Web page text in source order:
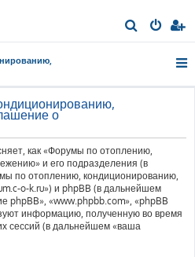
о
о
как «Форумы по отоплению,
и его подразделения (в
по отоплению, кондиционированию,
o-k.ru») и phpBB (в дальнейшем
phpBB», «www.phpbb.com», «phpBB
информацию, полученную во время
сессий (в дальнейшем «ваша